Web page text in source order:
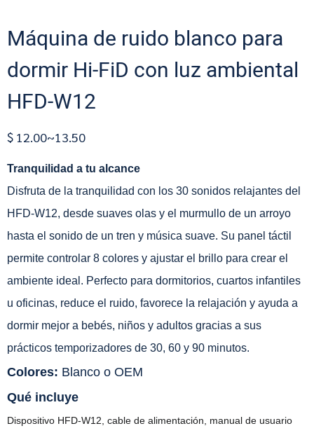
Máquina de ruido blanco para
dormir Hi-FiD con luz ambiental
HFD-W12
$ 12.00~13.50
Tranquilidad a tu alcance
Disfruta de la tranquilidad con los 30 sonidos relajantes del
HFD-W12, desde suaves olas y el murmullo de un arroyo
hasta el sonido de un tren y música suave. Su panel táctil
permite controlar 8 colores y ajustar el brillo para crear el
ambiente ideal. Perfecto para dormitorios, cuartos infantiles
u oficinas, reduce el ruido, favorece la relajación y ayuda a
dormir mejor a bebés, niños y adultos gracias a sus
prácticos temporizadores de 30, 60 y 90 minutos.
Colores: Blanco o OEM
Qué incluye
Dispositivo HFD-W12, cable de alimentación, manual de usuario